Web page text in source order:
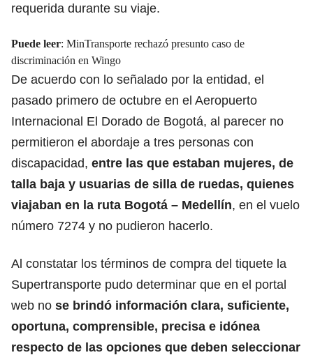
requerida durante su viaje.
Puede leer: MinTransporte rechazó presunto caso de
discriminación en Wingo
De acuerdo con lo señalado por la entidad, el
pasado primero de octubre en el Aeropuerto
Internacional El Dorado de Bogotá, al parecer no
permitieron el abordaje a tres personas con
discapacidad, entre las que estaban mujeres, de
talla baja y usuarias de silla de ruedas, quienes
viajaban en la ruta Bogotá – Medellín, en el vuelo
número 7274 y no pudieron hacerlo.
Al constatar los términos de compra del tiquete la
Supertransporte pudo determinar que en el portal
web no se brindó información clara, suficiente,
oportuna, comprensible, precisa e idónea
respecto de las opciones que deben seleccionar